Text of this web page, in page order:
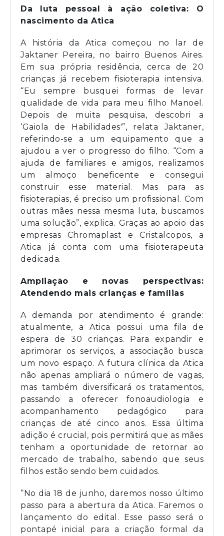
Da luta pessoal à ação coletiva: O
nascimento da Atica
A história da Atica começou no lar de
Jaktaner Pereira, no bairro Buenos Aires.
Em sua própria residência, cerca de 20
crianças já recebem fisioterapia intensiva.
“Eu sempre busquei formas de levar
qualidade de vida para meu filho Manoel.
Depois de muita pesquisa, descobri a
‘Gaiola de Habilidades'”, relata Jaktaner,
referindo-se a um equipamento que a
ajudou a ver o progresso do filho. “Com a
ajuda de familiares e amigos, realizamos
um almoço beneficente e consegui
construir esse material. Mas para as
fisioterapias, é preciso um profissional. Com
outras mães nessa mesma luta, buscamos
uma solução”, explica. Graças ao apoio das
empresas Chromaplast e Cristalcopos, a
Atica já conta com uma fisioterapeuta
dedicada.
Ampliação e novas perspectivas:
Atendendo mais crianças e famílias
A demanda por atendimento é grande:
atualmente, a Atica possui uma fila de
espera de 30 crianças. Para expandir e
aprimorar os serviços, a associação busca
um novo espaço. A futura clínica da Atica
não apenas ampliará o número de vagas,
mas também diversificará os tratamentos,
passando a oferecer fonoaudiologia e
acompanhamento pedagógico para
crianças de até cinco anos. Essa última
adição é crucial, pois permitirá que as mães
tenham a oportunidade de retornar ao
mercado de trabalho, sabendo que seus
filhos estão sendo bem cuidados.
“No dia 18 de junho, daremos nosso último
passo para a abertura da Atica. Faremos o
lançamento do edital. Esse passo será o
pontapé inicial para a criação formal da